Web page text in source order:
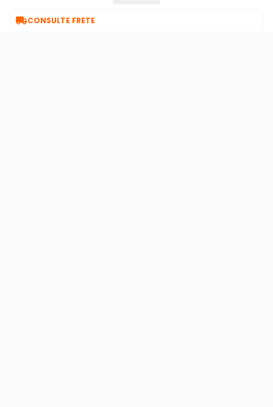
CONSULTE FRETE